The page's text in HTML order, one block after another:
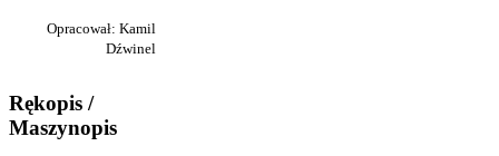
Opracował: Kamil
Dźwinel
Rękopis /
Maszynopis